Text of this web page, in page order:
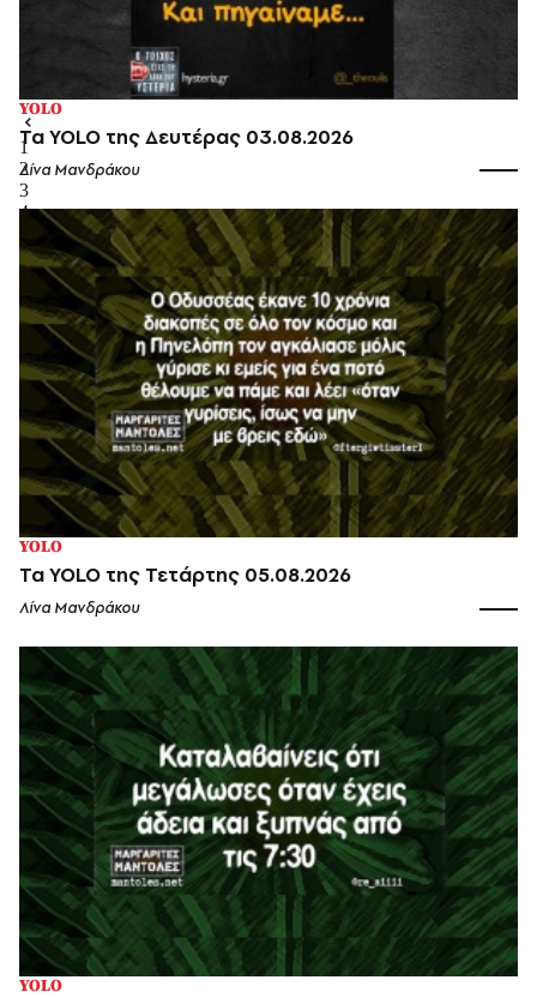
LIFE IN ATHENS
SK8. Το λεξικό μας!
1
2
3
4
6
YOLO
Τα YOLO της Δευτέρας 03.08.2026
Λίνα Μανδράκου
YOLO
Τα YOLO της Τετάρτης 05.08.2026
Λίνα Μανδράκου
YOLO